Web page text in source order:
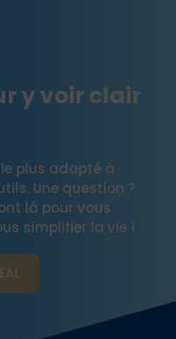
y voir clair
plus adapté à
Une question ?
là pour vous
simplifier la vie !